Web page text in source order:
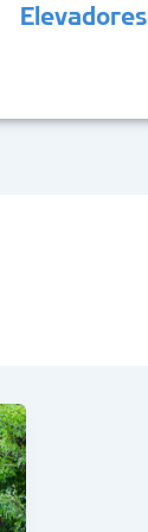
Elevadores